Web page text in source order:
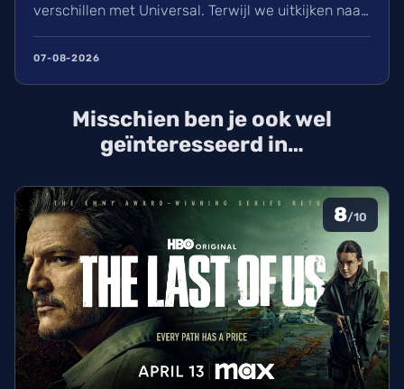
verschillen met Universal. Terwijl we uitkijken naar
het vervolg op Rebirth (2025), is de zoektocht naar
een nieuwe leider voor de film van 2027 gestart.
07-08-2026
Misschien ben je ook wel
geïnteresseerd in…
8/10